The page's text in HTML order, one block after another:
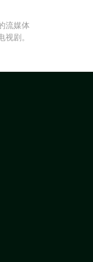
流媒体
剧。